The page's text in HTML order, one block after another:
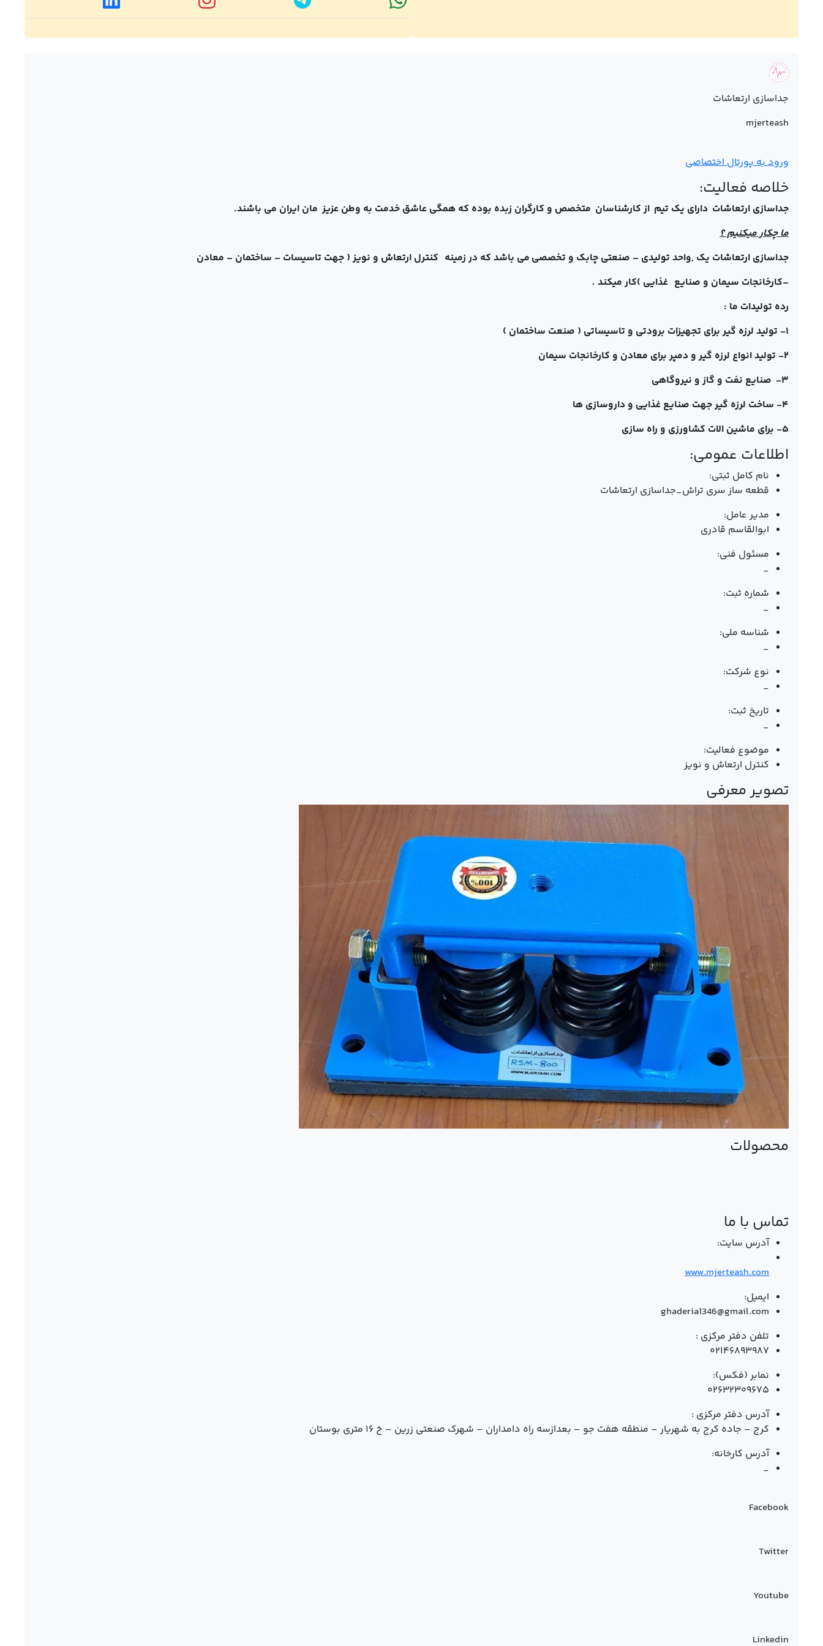
جداسازی ارتعاشات
mjerteash
ورود به پورتال اختصاصی
خلاصه فعالیت:
جداسازی ارتعاشات دارای یک تیم از کارشناسان متخصص و کارگران زبده بوده که همگی عاشق خدمت به وطن عزیز مان ایران می باشند.
ما چکار میکنیم ؟
جداسازی ارتعاشات یک ,واحد تولیدی – صنعتی چابک و تخصصی می باشد که در زمینه کنترل ارتعاش و نویز ( جهت تاسیسات – ساختمان – معادن
–کارخانجات سیمان و صنایع غذایی )کار میکند .
رده تولیدات ما :
۱- تولید لرزه گیر برای تجهیزات برودتی و تاسیساتی ( صنعت ساختمان )
۲- تولید انواع لرزه گیر و دمپر برای معادن و کارخانجات سیمان
۳- صنایع نفت و گاز و نیروگاهی
۴- ساخت لرزه گیر جهت صنایع غذایی و داروسازی ها
۵- برای ماشین الات کشاورزی و راه سازی
اطلاعات عمومی:
نام کامل ثبتی:
قطعه ساز سری تراش_جداسازی ارتعاشات
مدیر عامل:
ابوالقاسم قادری
مسئول فنی:
_
شماره ثبت:
_
شناسه ملی:
_
نوع شرکت:
_
تاریخ ثبت:
_
موضوع فعالیت:
کنترل ارتعاش و نویز
تصویر معرفی
محصولات
تماس با ما
آدرس سایت:
www.mjerteash.com
ایمیل:
ghaderia1346@gmail.com
تلفن دفتر مرکزی :
۰۲۱۴۶۸۹۳۹۸۷
نمابر (فکس):
۰۲۶۳۲۳۰۹۶۷۵
آدرس دفتر مرکزی :
کرج – جاده کرج به شهریار – منطقه هفت جو – بعدازسه راه دامداران – شهرک صنعتی زرین – خ ۱۶ متری بوستان
آدرس کارخانه:
_
Facebook
Twitter
Youtube
Linkedin